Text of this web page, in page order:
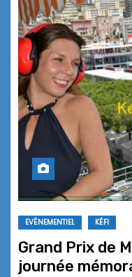
EVÉNEMENTIEL KÉFI
Grand Prix de
journée